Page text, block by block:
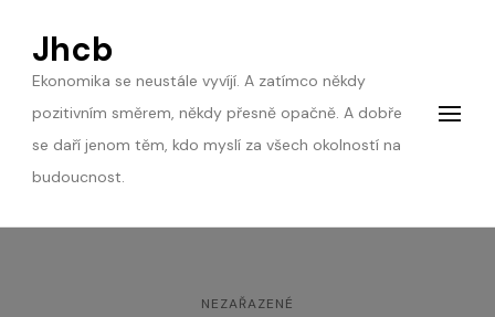
Jhcb
Ekonomika se neustále vyvíjí. A zatímco někdy
pozitivním směrem, někdy přesně opačně. A dobře
se daří jenom těm, kdo myslí za všech okolností na
budoucnost.
NEZAŘAZENÉ